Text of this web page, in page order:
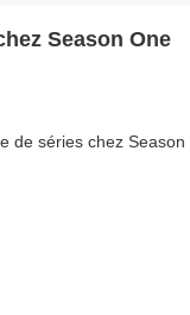
Season One